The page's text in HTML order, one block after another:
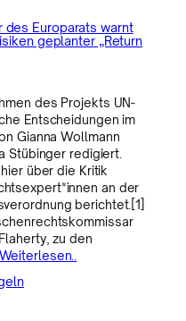
des Europarats warnt
geplanter „Return
des Projekts UN-
Entscheidungen im
Gianna Wollmann
Stübinger redigiert.
über die Kritik
an der
berichtet.[1]
zu den
Weiterlesen..